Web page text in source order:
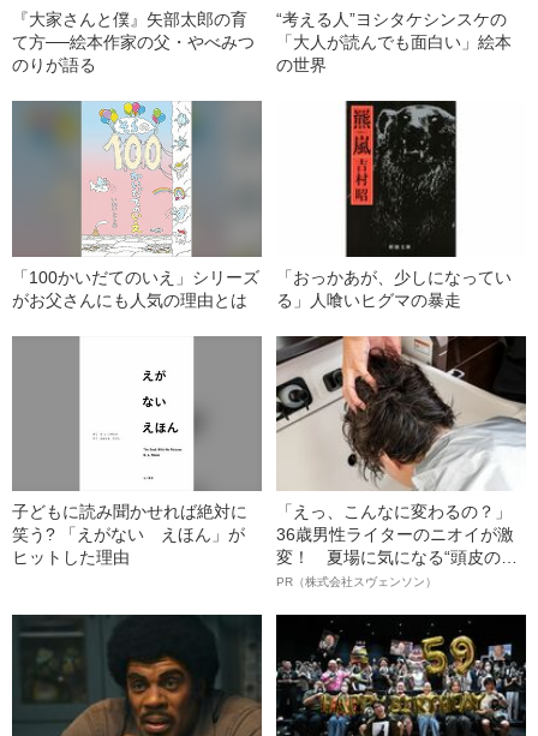
『大家さんと僕』矢部太郎の育
て方──絵本作家の父・やべみつ
のりが語る
“考える人”ヨシタケシンスケの
「大人が読んでも面白い」絵本
の世界
「100かいだてのいえ」シリーズ
がお父さんにも人気の理由とは
「おっかあが、少しになってい
る」人喰いヒグマの暴走
子どもに読み聞かせれば絶対に
笑う? 「えがない えほん」が
ヒットした理由
「えっ、こんなに変わるの？」
36歳男性ライターのニオイが激
変！ 夏場に気になる“頭皮のニ
オイ”や“ベタつき”を解消す
ト”が生み出した徹底ケアとは
PR（株式会社スヴェンソン）